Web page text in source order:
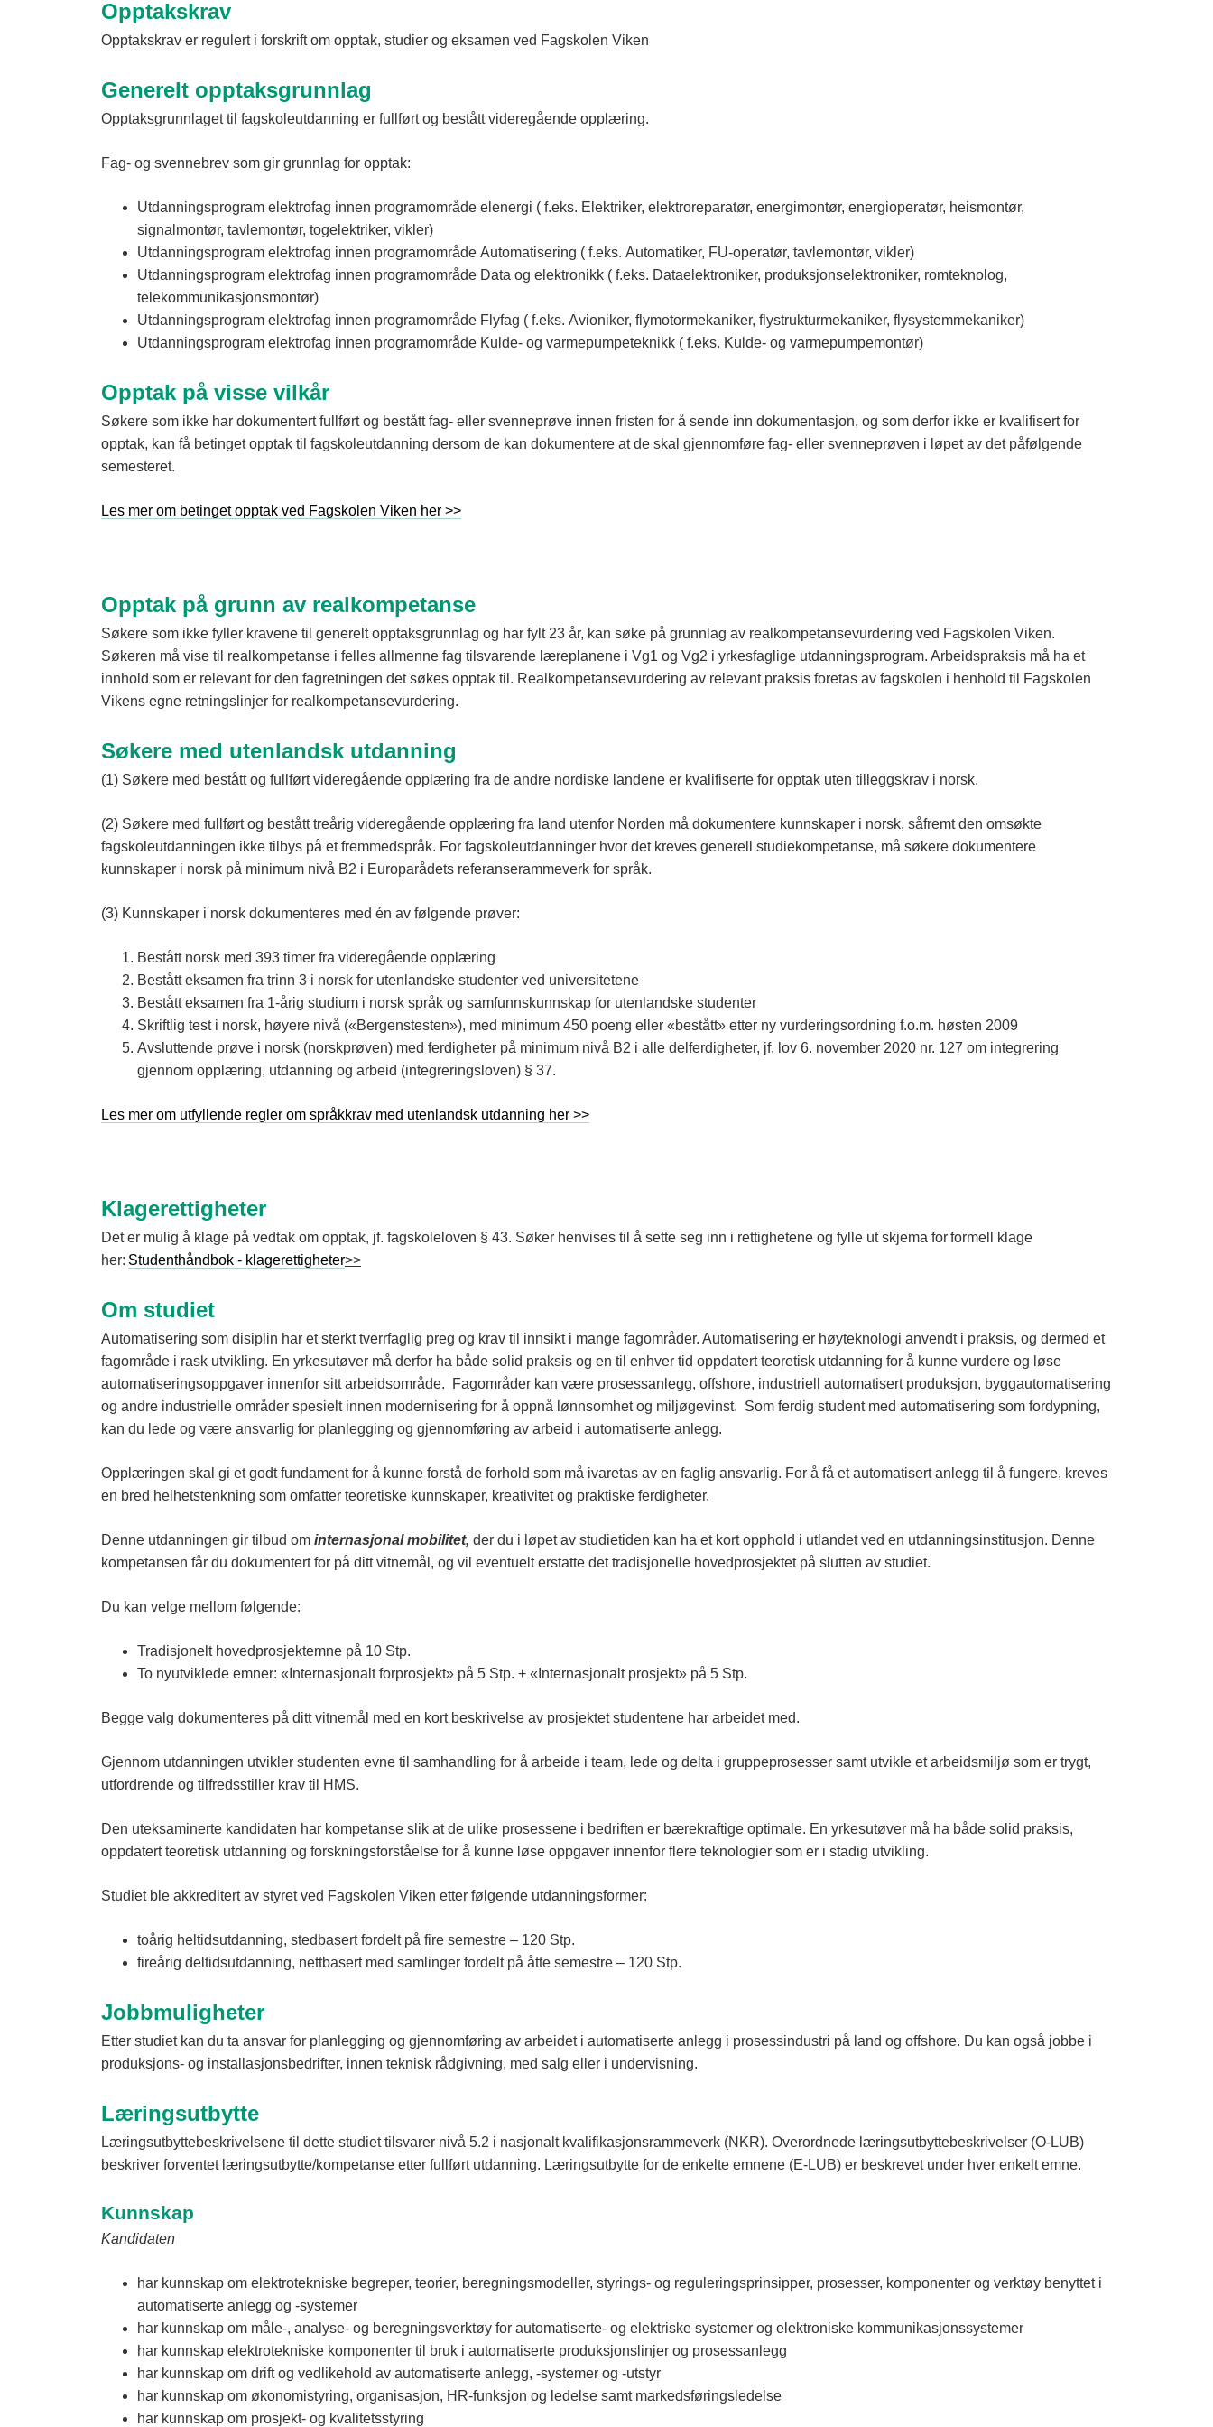
Opptakskrav
Opptakskrav er regulert i forskrift om opptak, studier og eksamen ved Fagskolen Viken
Generelt opptaksgrunnlag
Opptaksgrunnlaget til fagskoleutdanning er fullført og bestått videregående opplæring.
Fag‐ og svennebrev som gir grunnlag for opptak:
Utdanningsprogram elektrofag innen programområde elenergi ( f.eks. Elektriker, elektroreparatør, energimontør, energioperatør, heismontør,
signalmontør, tavlemontør, togelektriker, vikler)
Utdanningsprogram elektrofag innen programområde Automatisering ( f.eks. Automatiker, FU-operatør, tavlemontør, vikler)
Utdanningsprogram elektrofag innen programområde Data og elektronikk ( f.eks. Dataelektroniker, produksjonselektroniker, romteknolog,
telekommunikasjonsmontør)
Utdanningsprogram elektrofag innen programområde Flyfag ( f.eks. Avioniker, flymotormekaniker, flystrukturmekaniker, flysystemmekaniker)
Utdanningsprogram elektrofag innen programområde Kulde- og varmepumpeteknikk ( f.eks. Kulde- og varmepumpemontør)
Opptak på visse vilkår
Søkere som ikke har dokumentert fullført og bestått fag- eller svenneprøve innen fristen for å sende inn dokumentasjon, og som derfor ikke er kvalifisert for
opptak, kan få betinget opptak til fagskoleutdanning dersom de kan dokumentere at de skal gjennomføre fag- eller svenneprøven i løpet av det påfølgende
semesteret.
Les mer om betinget opptak ved Fagskolen Viken her >>
Opptak på grunn av realkompetanse
Søkere som ikke fyller kravene til generelt opptaksgrunnlag og har fylt 23 år, kan søke på grunnlag av realkompetansevurdering ved Fagskolen Viken.
Søkeren må vise til realkompetanse i felles allmenne fag tilsvarende læreplanene i Vg1 og Vg2 i yrkesfaglige utdanningsprogram. Arbeidspraksis må ha et
innhold som er relevant for den fagretningen det søkes opptak til. Realkompetansevurdering av relevant praksis foretas av fagskolen i henhold til Fagskolen
Vikens egne retningslinjer for realkompetansevurdering.
Søkere med utenlandsk utdanning
(1) Søkere med bestått og fullført videregående opplæring fra de andre nordiske landene er kvalifiserte for opptak uten tilleggskrav i norsk.
(2) Søkere med fullført og bestått treårig videregående opplæring fra land utenfor Norden må dokumentere kunnskaper i norsk, såfremt den omsøkte
fagskoleutdanningen ikke tilbys på et fremmedspråk. For fagskoleutdanninger hvor det kreves generell studiekompetanse, må søkere dokumentere
kunnskaper i norsk på minimum nivå B2 i Europarådets referanserammeverk for språk.
(3) Kunnskaper i norsk dokumenteres med én av følgende prøver:
Bestått norsk med 393 timer fra videregående opplæring
Bestått eksamen fra trinn 3 i norsk for utenlandske studenter ved universitetene
Bestått eksamen fra 1-årig studium i norsk språk og samfunnskunnskap for utenlandske studenter
Skriftlig test i norsk, høyere nivå («Bergenstesten»), med minimum 450 poeng eller «bestått» etter ny vurderingsordning f.o.m. høsten 2009
Avsluttende prøve i norsk (norskprøven) med ferdigheter på minimum nivå B2 i alle delferdigheter, jf. lov 6. november 2020 nr. 127 om integrering
gjennom opplæring, utdanning og arbeid (integreringsloven) § 37.
Les mer om utfyllende regler om språkkrav med utenlandsk utdanning her >>
Klagerettigheter
Det er mulig å klage på vedtak om opptak, jf. fagskoleloven § 43. Søker henvises til å sette seg inn i rettighetene og fylle ut skjema for formell klage
her: Studenthåndbok - klagerettigheter>>
Om studiet
Automatisering som disiplin har et sterkt tverrfaglig preg og krav til innsikt i mange fagområder. Automatisering er høyteknologi anvendt i praksis, og dermed et
fagområde i rask utvikling. En yrkesutøver må derfor ha både solid praksis og en til enhver tid oppdatert teoretisk utdanning for å kunne vurdere og løse
automatiseringsoppgaver innenfor sitt arbeidsområde. Fagområder kan være prosessanlegg, offshore, industriell automatisert produksjon, byggautomatisering
og andre industrielle områder spesielt innen modernisering for å oppnå lønnsomhet og miljøgevinst. Som ferdig student med automatisering som fordypning,
kan du lede og være ansvarlig for planlegging og gjennomføring av arbeid i automatiserte anlegg.
Opplæringen skal gi et godt fundament for å kunne forstå de forhold som må ivaretas av en faglig ansvarlig. For å få et automatisert anlegg til å fungere, kreves
en bred helhetstenkning som omfatter teoretiske kunnskaper, kreativitet og praktiske ferdigheter.
Denne utdanningen gir tilbud om internasjonal mobilitet, der du i løpet av studietiden kan ha et kort opphold i utlandet ved en utdanningsinstitusjon. Denne
kompetansen får du dokumentert for på ditt vitnemål, og vil eventuelt erstatte det tradisjonelle hovedprosjektet på slutten av studiet.
Du kan velge mellom følgende:
Tradisjonelt hovedprosjektemne på 10 Stp.
To nyutviklede emner: «Internasjonalt forprosjekt» på 5 Stp. + «Internasjonalt prosjekt» på 5 Stp.
Begge valg dokumenteres på ditt vitnemål med en kort beskrivelse av prosjektet studentene har arbeidet med.
Gjennom utdanningen utvikler studenten evne til samhandling for å arbeide i team, lede og delta i gruppeprosesser samt utvikle et arbeidsmiljø som er trygt,
utfordrende og tilfredsstiller krav til HMS.
Den uteksaminerte kandidaten har kompetanse slik at de ulike prosessene i bedriften er bærekraftige optimale. En yrkesutøver må ha både solid praksis,
oppdatert teoretisk utdanning og forskningsforståelse for å kunne løse oppgaver innenfor flere teknologier som er i stadig utvikling.
Studiet ble akkreditert av styret ved Fagskolen Viken etter følgende utdanningsformer:
toårig heltidsutdanning, stedbasert fordelt på fire semestre – 120 Stp.
fireårig deltidsutdanning, nettbasert med samlinger fordelt på åtte semestre – 120 Stp.
Jobbmuligheter
Etter studiet kan du ta ansvar for planlegging og gjennomføring av arbeidet i automatiserte anlegg i prosessindustri på land og offshore. Du kan også jobbe i
produksjons- og installasjonsbedrifter, innen teknisk rådgivning, med salg eller i undervisning.
Læringsutbytte
Læringsutbyttebeskrivelsene til dette studiet tilsvarer nivå 5.2 i nasjonalt kvalifikasjonsrammeverk (NKR). Overordnede læringsutbyttebeskrivelser (O-LUB)
beskriver forventet læringsutbytte/kompetanse etter fullført utdanning. Læringsutbytte for de enkelte emnene (E-LUB) er beskrevet under hver enkelt emne.
Kunnskap
Kandidaten
har kunnskap om elektrotekniske begreper, teorier, beregningsmodeller, styrings- og reguleringsprinsipper, prosesser, komponenter og verktøy benyttet i
automatiserte anlegg og -systemer
har kunnskap om måle-, analyse- og beregningsverktøy for automatiserte- og elektriske systemer og elektroniske kommunikasjonssystemer
har kunnskap elektrotekniske komponenter til bruk i automatiserte produksjonslinjer og prosessanlegg
har kunnskap om drift og vedlikehold av automatiserte anlegg, -systemer og -utstyr
har kunnskap om økonomistyring, organisasjon, HR-funksjon og ledelse samt markedsføringsledelse
har kunnskap om prosjekt- og kvalitetsstyring